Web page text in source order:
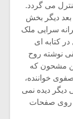
می گردد.
بعد دیگر بخش
سرایی ملک
کتابه ای
نوشته روح
مشحون که
خواننده،
دیگر دیده نمی
روی صفحات